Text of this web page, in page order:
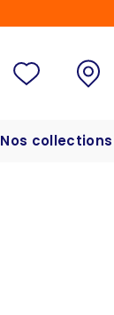
Nos collections